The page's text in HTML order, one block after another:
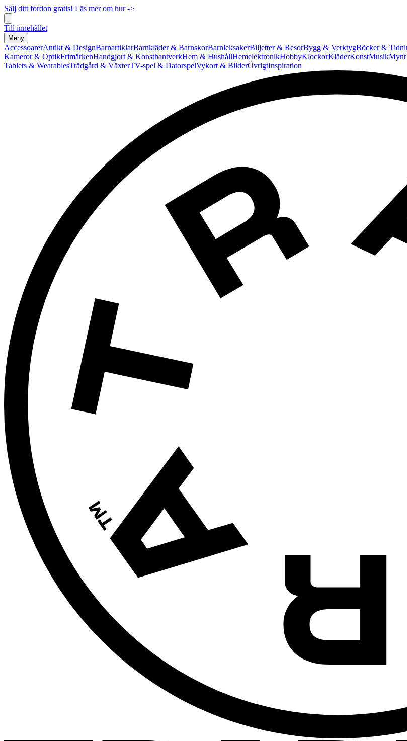
Sälj ditt fordon gratis! Läs mer om hur ->
Till innehållet
Meny
AccessoarerAntikt & DesignBarnartiklarBarnkläder & BarnskorBarnleksakerBiljetter & ResorBygg & VerktygBöcker &
Kameror & OptikFrimärkenHandgjort & KonsthantverkHem & HushållHemelektronikHobbyKlockorKläderKonstMusikMynt
Tablets & WearablesTrädgård & VäxterTV-spel & DatorspelVykort & BilderÖvrigtInspiration